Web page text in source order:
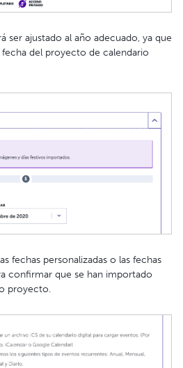
ser ajustado al año adecuado, ya que
del proyecto de calendario
fechas personalizadas o las fechas
confirmar que se han importado
proyecto.